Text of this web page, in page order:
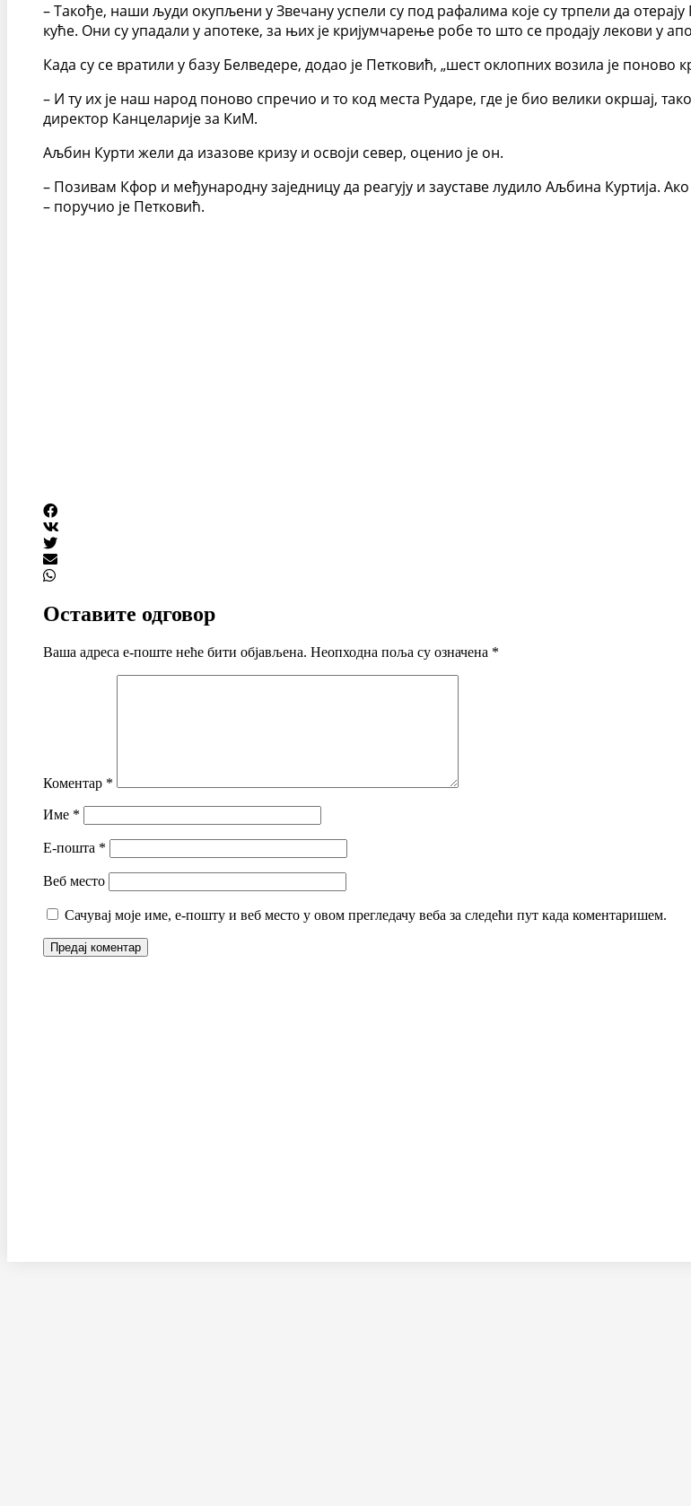
– Такође, наши људи окупљени у Звечану успели су под рафалима које су трпели да
куће. Они су упадали у апотеке, за њих је кријумчарење робе то што се продају лекови у
Када су се вратили у базу Белведере, додао је Петковић, „шест оклопних возила је поново
– И ту их је наш народ поново спречио и то код места Рударе, где је био велики окршај,
директор Канцеларије за КиМ.
Аљбин Курти жели да изазове кризу и освоји север, оценио је он.
– Позивам Кфор и међународну заједницу да реагују и зауставе лудило Аљбина Куртија.
– поручио је Петковић.
Оставите одговор
Ваша адреса е-поште неће бити објављена. Неопходна поља су означена *
Коментар *
Име *
Е-пошта *
Веб место
Сачувај моје име, е-пошту и веб место у овом прегледачу веба за следећи пут када коментаришем.